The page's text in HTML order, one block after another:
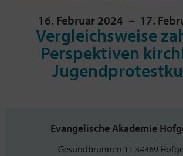
16. Februar 2024 － 17.
Vergleichsweise
Perspektiven
Evangelische Akademie
Gesundbrunnen 11 34369